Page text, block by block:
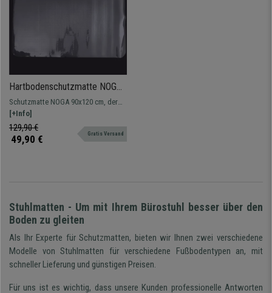
Hartbodenschutzmatte NOGA,
aus PVC, Maße 90x120 cm
Schutzmatte NOGA 90x120 cm, der
perfekte Schutz für harte Böden.
[+Info]
129,90 €
49,90 € Gratis Versand
Stuhlmatten - Um mit Ihrem Bürostuhl besser über den
Boden zu gleiten
Als Ihr Experte für Schutzmatten, bieten wir Ihnen zwei verschiedene
Modelle von Stuhlmatten für verschiedene Fußbodentypen an, mit
schneller Lieferung und günstigen Preisen.
Für uns ist es wichtig, dass unsere Kunden professionelle Antworten